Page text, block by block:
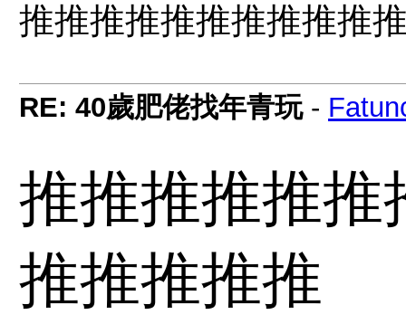
推推推推推推推推推推
RE: 40歲肥佬找年青玩-
推推推推推推
推推推推推